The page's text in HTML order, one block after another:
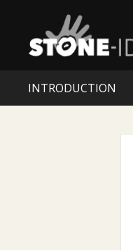
INTRODUCTION